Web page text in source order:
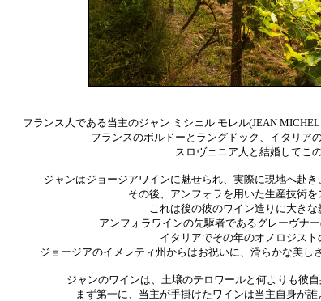
フランス人である当主のジャン ミシェル モレル(JEAN
フランスのボルドーとラングドック、イタリア
スロヴェニア人と結婚してこ
ジャンはジョージアワインに魅せられ、実際に現地へ赴
その後、アンフォラを用いた生産技術を
これは後の彼のワイン造りに大きな
アンフォラワインの先駆者であるグレーヴナ
イタリアでその年のオノロジスト
ジョージアのイメレティ州からはお祝いに、滑らかな美し
ジャンのワインは、土壌のテロワールと何よりも彼
まず第一に、当主が手掛けたワインは当主自身が